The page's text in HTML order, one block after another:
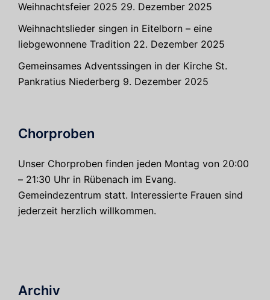
Weihnachtsfeier 2025 29. Dezember 2025
Weihnachtslieder singen in Eitelborn – eine
liebgewonnene Tradition 22. Dezember 2025
Gemeinsames Adventssingen in der Kirche St.
Pankratius Niederberg 9. Dezember 2025
Chorproben
Unser Chorproben finden jeden Montag von 20:00
– 21:30 Uhr in Rübenach im Evang.
Gemeindezentrum statt. Interessierte Frauen sind
jederzeit herzlich willkommen.
Archiv